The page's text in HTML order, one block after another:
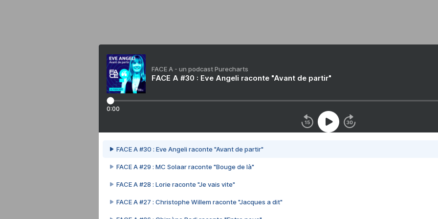
FACE A - un podcast Purecharts
FACE A #30 : Eve Angeli raconte "Avant de partir"
0:00
FACE A #30 : Eve Angeli raconte "Avant de partir"
FACE A #29 : MC Solaar raconte "Bouge de là"
FACE A #28 : Lorie raconte "Je vais vite"
FACE A #27 : Christophe Willem raconte "Jacques a dit"